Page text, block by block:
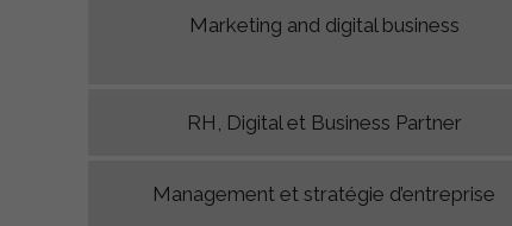
Marketing and digital business
RH, Digital et Business Partner
Management et stratégie d’entreprise